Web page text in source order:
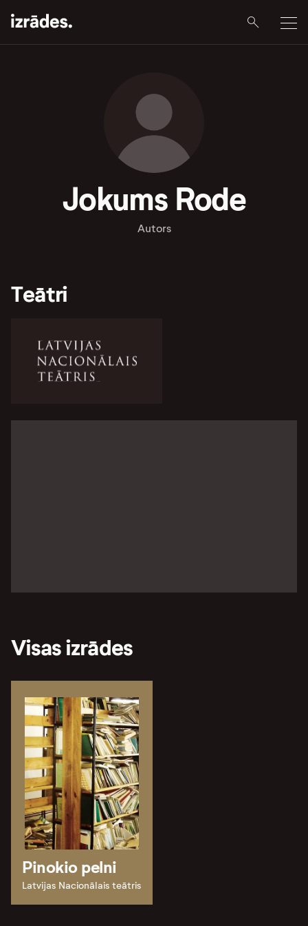
Jokums Rode
Autors
Teātri
Visas izrādes
Pinokio pelni
Latvijas Nacionālais teātris